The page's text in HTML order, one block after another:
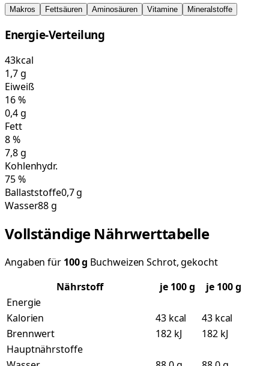
Makros Fettsäuren Aminosäuren Vitamine Mineralstoffe
Energie-Verteilung
43kcal
1,7g
Eiweiß
16%
0,4g
Fett
8%
7,8g
Kohlenhydr.
75%
Ballaststoffe0,7 g
Wasser88 g
Vollständige Nährwerttabelle
Angaben für 100g Buchweizen Schrot, gekocht
Nährstoff
je 100g
je 100 g
Energie
Kalorien
43 kcal
43 kcal
Brennwert
182 kJ
182 kJ
Hauptnährstoffe